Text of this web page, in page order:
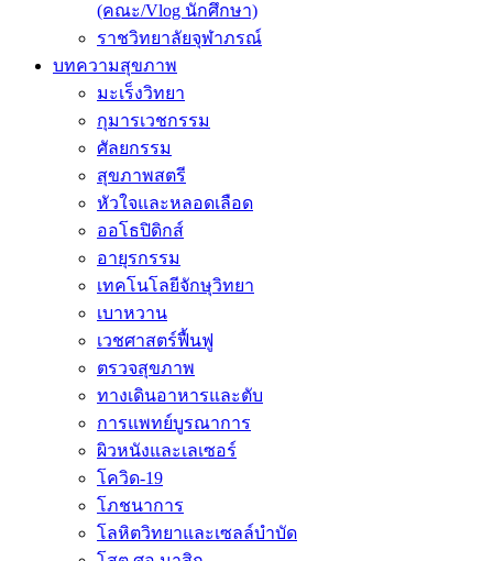
(คณะ/Vlog นักศึกษา)
ราชวิทยาลัยจุฬาภรณ์
บทความสุขภาพ
มะเร็งวิทยา
กุมารเวชกรรม
ศัลยกรรม
สุขภาพสตรี
หัวใจและหลอดเลือด
ออโธปิดิกส์
อายุรกรรม
เทคโนโลยีจักษุวิทยา
เบาหวาน
เวชศาสตร์ฟื้นฟู
ตรวจสุขภาพ
ทางเดินอาหารและตับ
การแพทย์บูรณาการ
ผิวหนังและเลเซอร์
โควิด-19
โภชนาการ
โลหิตวิทยาและเซลล์บำบัด